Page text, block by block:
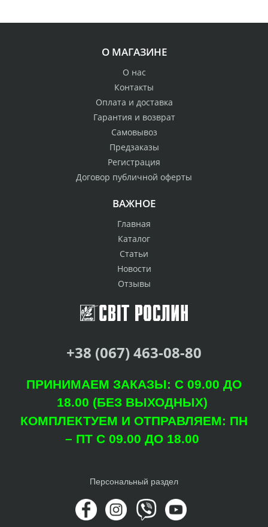
О МАГАЗИНЕ
О нас
Контакты
Оплата и доставка
Гарантия и возврат
Самовывоз
Предзаказы
Регистрация
Договор публичной оферты
ВАЖНОЕ
Главная
Каталог
Статьи
Новости
Отзывы
+38 (067) 463-08-80
ПРИНИМАЕМ ЗАКАЗЫ: С 09.00 ДО
18.00 (БЕЗ ВЫХОДНЫХ)
КОМПЛЕКТУЕМ И ОТПРАВЛЯЕМ: ПН
– ПТ С 09.00 ДО 18.00
Персональный раздел